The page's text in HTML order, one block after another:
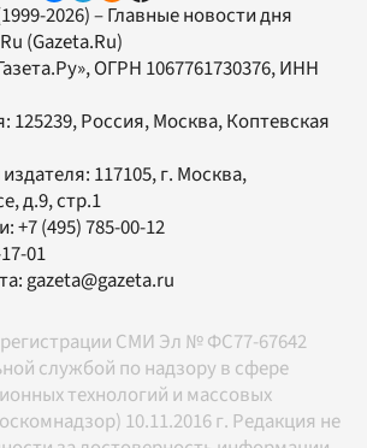
2026) – Главные новости дня
(Gazeta.Ru)
, ОГРН 1067761730376, ИНН
125239, Россия, Москва, Коптевская
117105, г. Москва,
д.9, стр.1
+7 (495) 785-00-12
01
gazeta@gazeta.ru
СМИ Эл № ФС77-67642
службой по надзору в сфере
технологий и массовых
10.11.2016 г. Редакция не